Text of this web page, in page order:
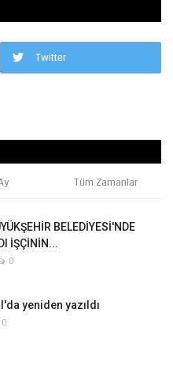
Twitter
Tüm Zamanlar
BELEDİYESİ'NDE
İŞÇİNİN...
0
yeniden yazıldı
0